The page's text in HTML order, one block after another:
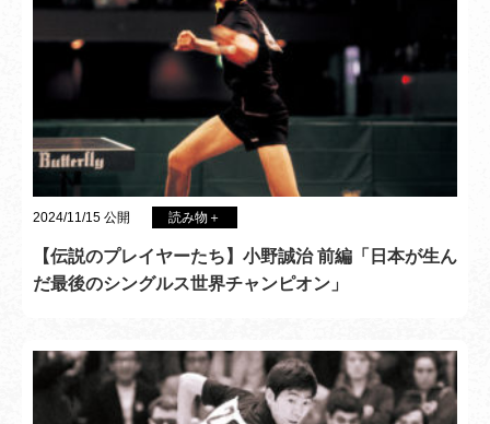
2024/11/15 公開 読み物＋
【伝説のプレイヤーたち】小野誠治 前編「日本が生ん
だ最後のシングルス世界チャンピオン」